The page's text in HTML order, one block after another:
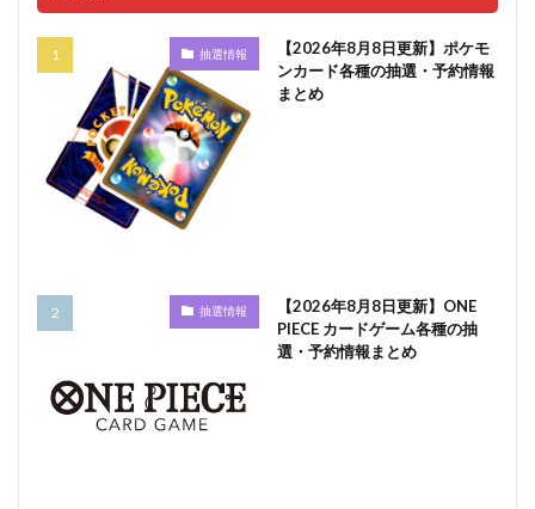
抽選情報
【2026年8月8日更新】ポケモ
ンカード各種の抽選・予約情報
まとめ
抽選情報
【2026年8月8日更新】ONE
PIECE カードゲーム各種の抽
選・予約情報まとめ